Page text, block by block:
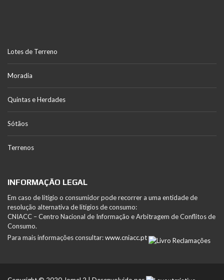
Lotes de Terreno
Moradia
Quintas e Herdades
Sótãos
Terrenos
INFORMAÇÃO LEGAL
Em caso de litígio o consumidor pode recorrer a uma entidade de
resolução alternativa de litígios de consumo:
CNIACC – Centro Nacional de Informação e Arbitragem de Conflitos de
Consumo.
Para mais informações consultar:www.cniacc.pt